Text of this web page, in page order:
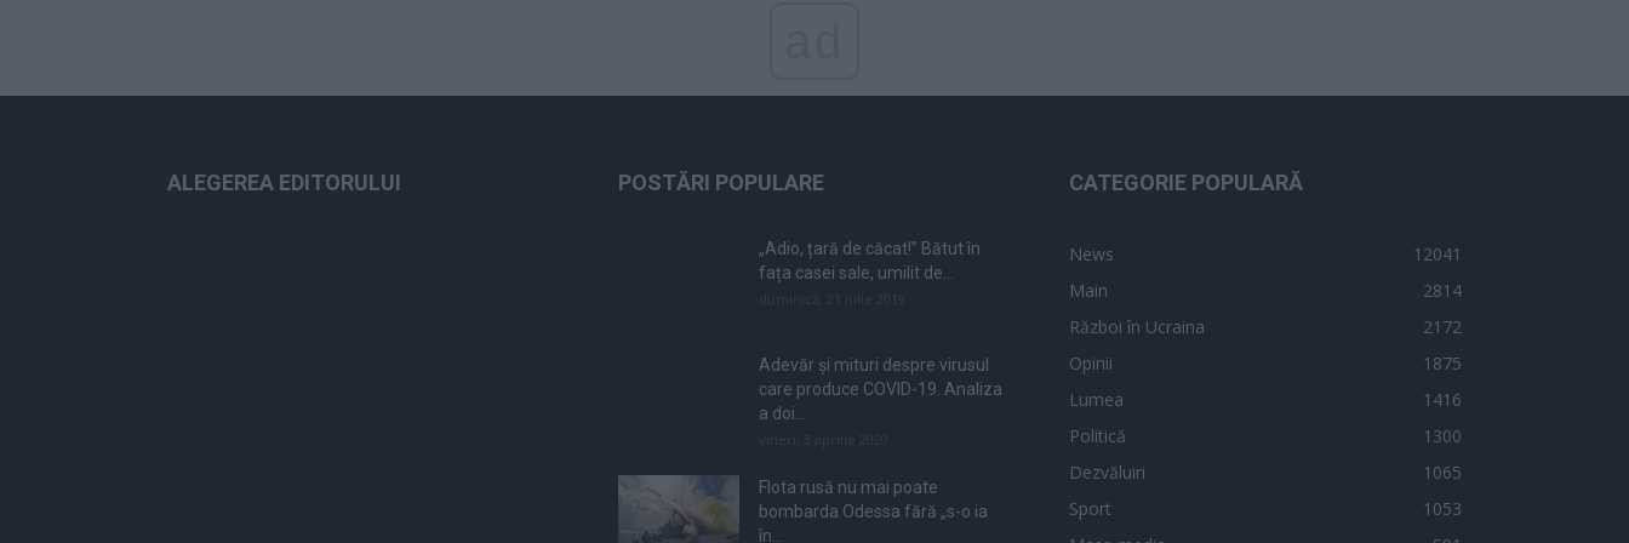
ALEGEREA EDITORULUI POSTĂRI POPULARE
„Adio, țară de căcat!” Bătut în
fața casei sale, umilit de...
Adevăr și mituri despre virusul
care produce COVID-19. Analiza
a doi...
Flota rusă nu mai poate
bombarda Odessa fără „s-o ia
în...
CATEGORIE POPULARĂ
News
12041
Main
2814
Război în Ucraina
2172
Opinii
1875
Lumea
1416
Politică
1300
Dezvăluiri
1065
Sport
1053